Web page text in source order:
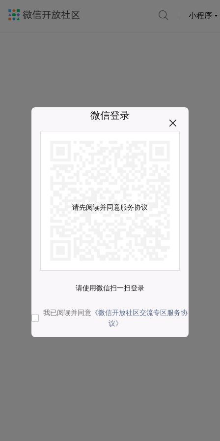
小程序
微信登录
请先阅读并同意服务协议
请使用微信扫一扫登录
我已阅读并同意 《微信开放社区交流专区服务协
议》